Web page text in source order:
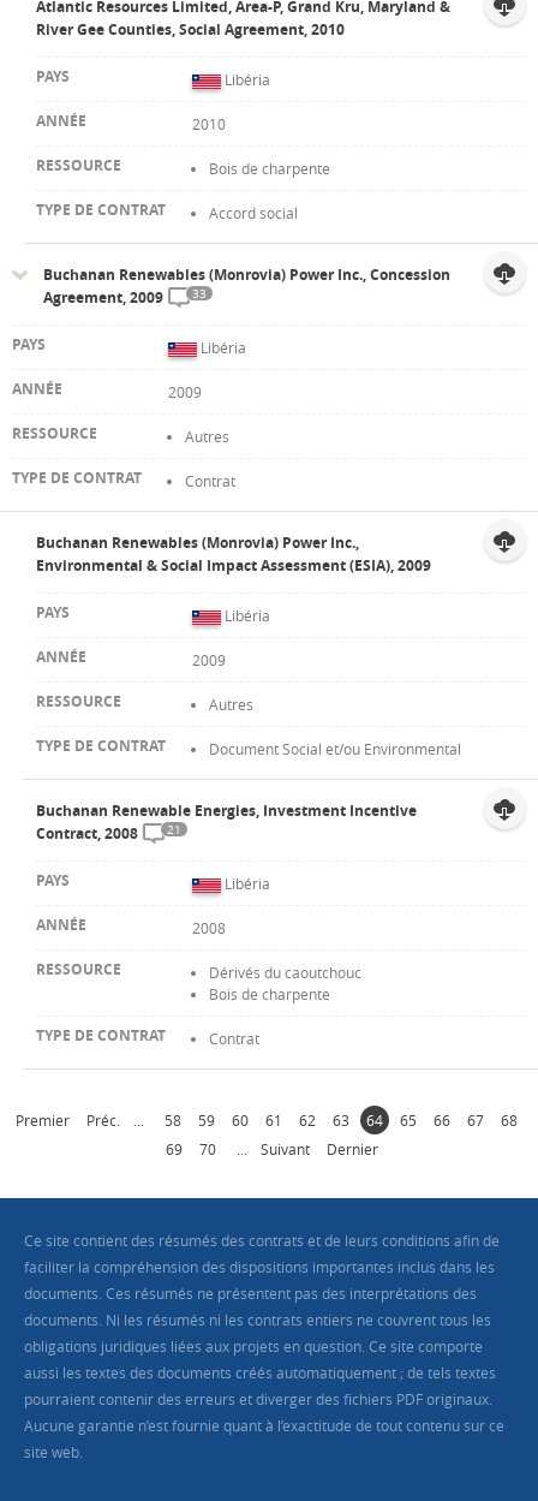
Atlantic Resources Limited, Area-P, Grand Kru, Maryland &
River Gee Counties, Social Agreement, 2010
Libéria
2010
Bois de charpente
Accord social
Buchanan Renewables (Monrovia) Power Inc., Concession
Agreement, 2009
33
Libéria
2009
Autres
Contrat
Buchanan Renewables (Monrovia) Power Inc.,
Environmental & Social Impact Assessment (ESIA), 2009
Libéria
2009
Autres
Document Social et/ou Environmental
Buchanan Renewable Energies, Investment Incentive
Contract, 2008
21
Libéria
2008
Dérivés du caoutchouc
Bois de charpente
Contrat
Premier Préc. ... 58 59 60 61 62 63 64 65 66 67
68
69
70 ... Suivant Dernier
Ce site contient des résumés des contrats et de leurs conditions afin de
faciliter la compréhension des dispositions importantes inclus dans les
documents. Ces résumés ne présentent pas des interprétations des
documents. Ni les résumés ni les contrats entiers ne couvrent tous les
obligations juridiques liées aux projets en question. Ce site comporte
aussi les textes des documents créés automatiquement ; de tels textes
pourraient contenir des erreurs et diverger des fichiers PDF originaux.
Aucune garantie n’est fournie quant à l’exactitude de tout contenu sur ce
site web.